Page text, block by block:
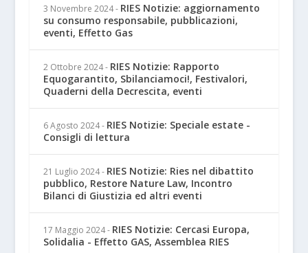
3 Novembre 2024 - RIES Notizie: aggiornamento
su consumo responsabile, pubblicazioni,
eventi, Effetto Gas
2 Ottobre 2024 - RIES Notizie: Rapporto
Equogarantito, Sbilanciamoci!, Festivalori,
Quaderni della Decrescita, eventi
6 Agosto 2024 - RIES Notizie: Speciale estate -
Consigli di lettura
21 Luglio 2024 - RIES Notizie: Ries nel dibattito
pubblico, Restore Nature Law, Incontro
Bilanci di Giustizia ed altri eventi
17 Maggio 2024 - RIES Notizie: Cercasi Europa,
Solidalia - Effetto GAS, Assemblea RIES